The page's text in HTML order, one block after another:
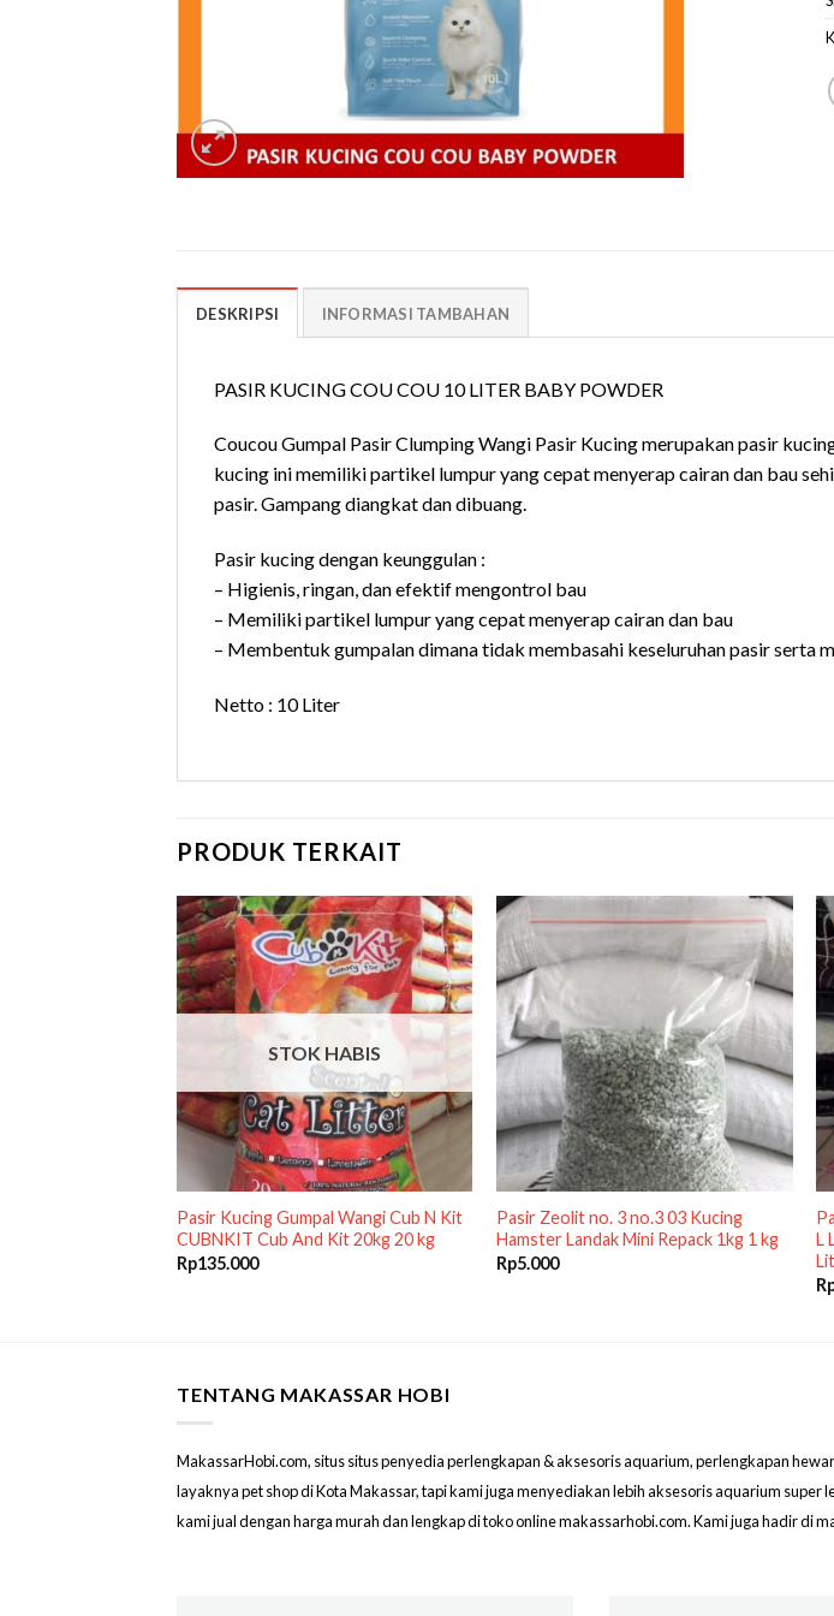
DESKRIPSI INFORMASI TAMBAHAN
PASIR KUCING COU COU 10 LITER BABY POWDER
Coucou Gumpal Pasir Clumping Wangi Pasir Kucing merupakan pasir
kucing ini memiliki partikel lumpur yang cepat menyerap cairan dan bau
pasir. Gampang diangkat dan dibuang.
Pasir kucing dengan keunggulan :
– Higienis, ringan, dan efektif mengontrol bau
– Memiliki partikel lumpur yang cepat menyerap cairan dan bau
– Membentuk gumpalan dimana tidak membasahi keseluruhan pasir serta
Netto : 10 Liter
PRODUK TERKAIT
STOK HABIS
Pasir Kucing Gumpal Wangi Cub N Kit
CUBNKIT Cub And Kit 20kg 20 kg
Rp135.000
Pasir Zeolit no. 3 no.3 03 Kucing
Hamster Landak Mini Repack 1kg 1 kg
Rp5.000
L
TENTANG MAKASSAR HOBI
MakassarHobi.com, situs situs penyedia perlengkapan & aksesoris aquarium, perlengkapan
layaknya pet shop di Kota Makassar, tapi kami juga menyediakan lebih aksesoris aquarium
kami jual dengan harga murah dan lengkap di toko online makassarhobi.com. Kami juga hadir di